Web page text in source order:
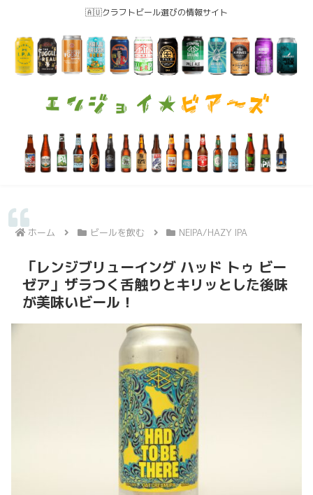
🇦🇺クラフトビール選びの情報サイト
ホーム ビールを飲む NEIPA/HAZY IPA
「レンジブリューイング ハッド トゥ ビー
ゼア」ザラつく舌触りとキリッとした後味
が美味いビール！